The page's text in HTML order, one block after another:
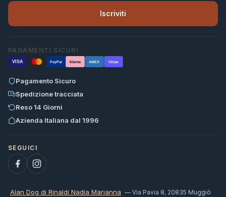
Iscriviti
PAGAMENTI SICURI
VISA PayPal Klarna AMEX Stripe
Pagamento Sicuro
Spedizione tracciata
Reso 14 Giorni
Azienda Italiana dal 1996
Alan Dog di Rinaldi Nadia Marianna — Via Pavia 8, 20835 Muggiò